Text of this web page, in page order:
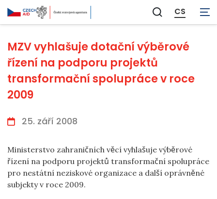
Zobrazit
vyhledávání
CS
MZV vyhlašuje dotační výběrové
řízení na podporu projektů
transformační spolupráce v roce
2009
25. září 2008
Ministerstvo zahraničních věcí vyhlašuje výběrové
řízení na podporu projektů transformační spolupráce
pro nestátní neziskové organizace a další oprávněné
subjekty v roce 2009.